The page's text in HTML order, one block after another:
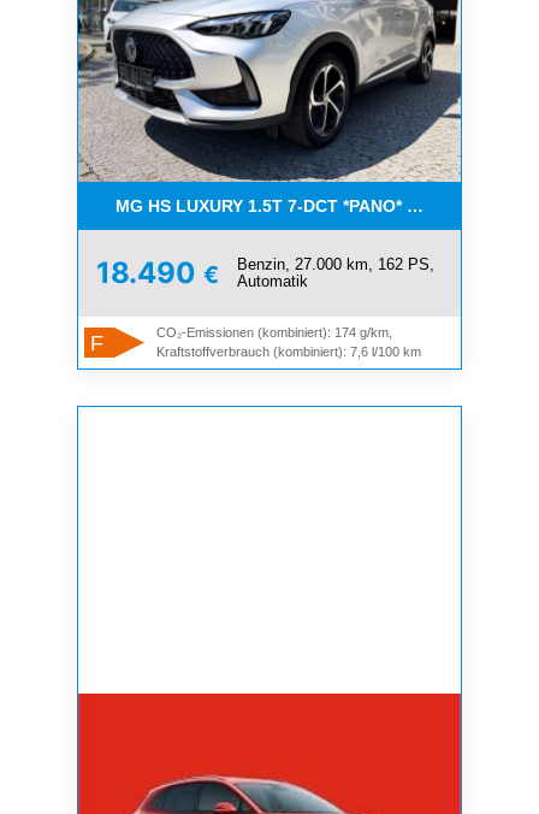
MG HS LUXURY 1.5T 7-DCT *PANO* AUCH IN WEISS
18.490 €
Benzin, 27.000 km, 162 PS,
Automatik
F
CO₂-Emissionen (kombiniert): 174 g/km,
Kraftstoffverbrauch (kombiniert): 7,6 l/100 km